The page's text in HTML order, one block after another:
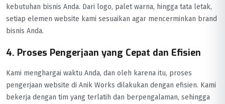
kebutuhan bisnis Anda. Dari logo, palet warna, hingga tata letak,
setiap elemen website kami sesuaikan agar mencerminkan brand
bisnis Anda.
4. Proses Pengerjaan yang Cepat dan Efisien
Kami menghargai waktu Anda, dan oleh karena itu, proses
pengerjaan website di Anik Works dilakukan dengan efisien. Kami
bekerja dengan tim yang terlatih dan berpengalaman, sehingga